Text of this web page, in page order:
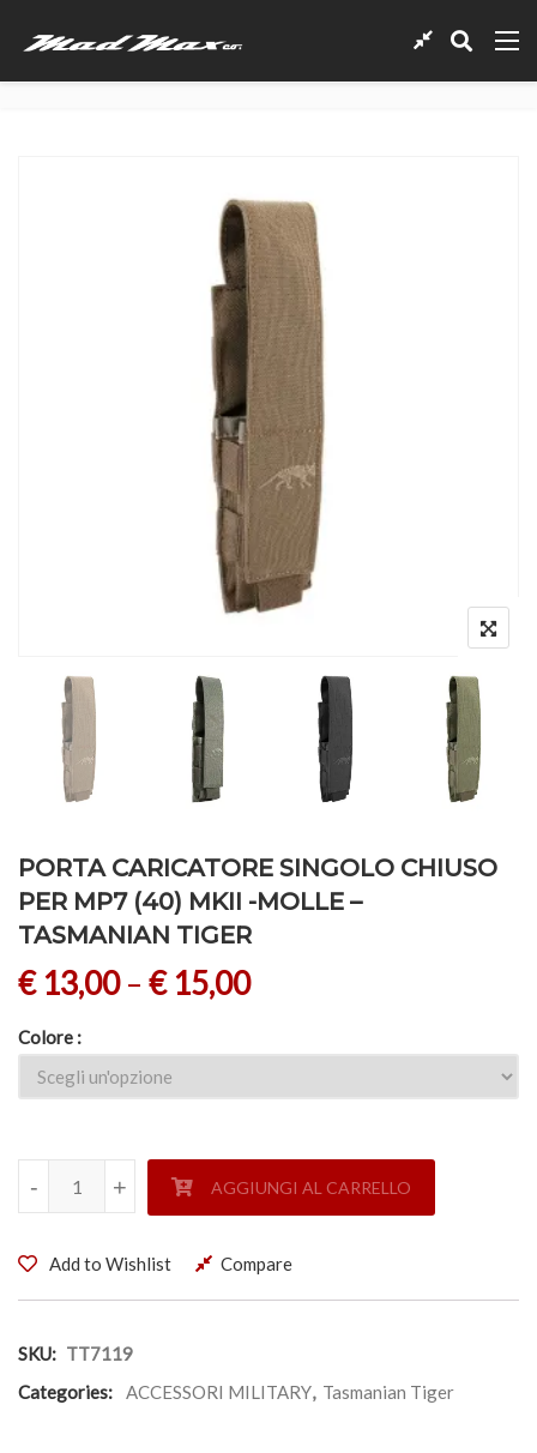
PORTA CARICATORE SINGOLO CHIUSO
PER MP7 (40) MKII -MOLLE –
TASMANIAN TIGER
€13,00– €15,00
Colore
PORTA CARICATORE SINGOLO CHIUSO PER MP7 (40)
+
- +
- AGGIUNGI AL CARRELLO
Add to Wishlist Compare
SKU: TT7119
Categories:
ACCESSORI MILITARY, Tasmanian Tiger